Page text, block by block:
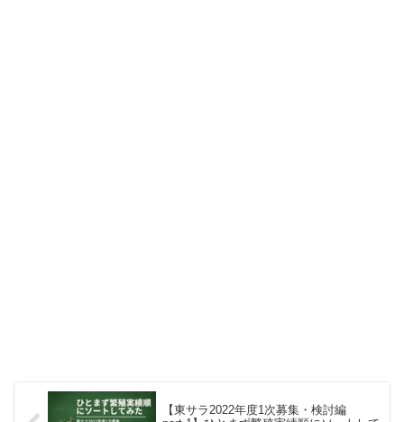
【東サラ2022年度1次募集・検討編